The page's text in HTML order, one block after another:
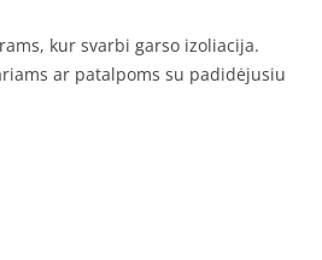
kur svarbi garso izoliacija.
ar patalpoms su padidėjusiu